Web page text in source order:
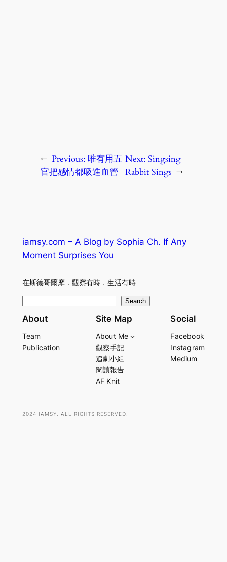
← Previous: 唯有用五
官把感情都吸進血管
Next: Singsing
Rabbit Sings →
iamsy.com – A Blog by Sophia Ch. If Any
Moment Surprises You
在斯德哥爾摩．觀察有時．生活有時
e
r
Search
About
Team
Publication
Site Map
About Me
觀察手記
追劇小組
閱讀報告
AF Knit
Social
Facebook
Instagram
Medium
2024 IAMSY. ALL RIGHTS RESERVED.